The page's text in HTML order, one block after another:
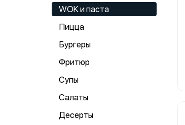
WOK и паста
Пицца
Бургеры
Фритюр
Супы
Салаты
Десерты